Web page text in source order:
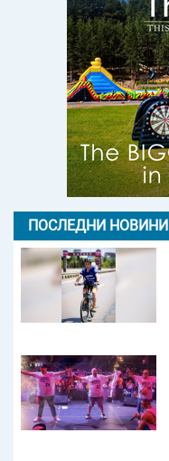
ПОСЛЕДНИ НОВИНИ